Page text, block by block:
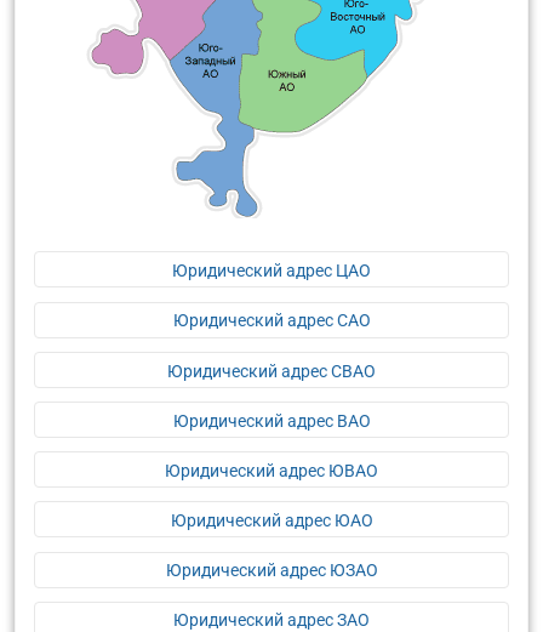
Юридический адрес ЦАО
Юридический адрес САО
Юридический адрес СВАО
Юридический адрес ВАО
Юридический адрес ЮВАО
Юридический адрес ЮАО
Юридический адрес ЮЗАО
Юридический адрес ЗАО